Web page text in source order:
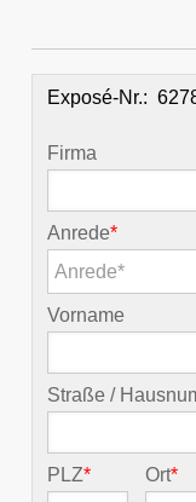
Exposé-Nr.:
Firma
Anrede*
Anrede*
Vorname
Straße /
PLZ* Ort*